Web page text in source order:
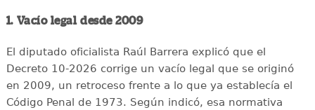
1. Vacío legal desde 2009
El diputado oficialista Raúl Barrera explicó que el
Decreto 10-2026 corrige un vacío legal que se originó
en 2009, un retroceso frente a lo que ya establecía el
Código Penal de 1973. Según indicó, esa normativa